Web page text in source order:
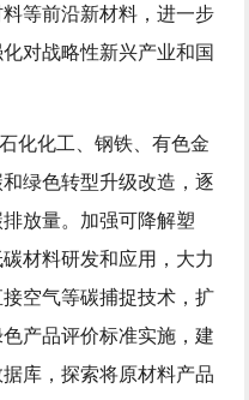
等前沿新材料，进一步
对战略性新兴产业和国
化化工、钢铁、有色金
绿色转型升级改造，逐
放量。加强可降解塑
材料研发和应用，大力
空气等碳捕捉技术，扩
产品评价标准实施，建
库，探索将原材料产品